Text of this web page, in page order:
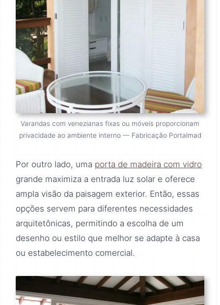
Varandas com venezianas fixas ou móveis proporcionam
privacidade ao ambiente interno — Fabricação Portalmad
Por outro lado, uma porta de madeira com vidro
grande maximiza a entrada luz solar e oferece
ampla visão da paisagem exterior. Então, essas
opções servem para diferentes necessidades
arquitetônicas, permitindo a escolha de um
desenho ou estilo que melhor se adapte à casa
ou estabelecimento comercial.